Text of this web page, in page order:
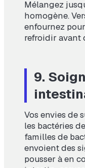
Mélangez
homogène.
enfournez
refroidir avant
9.
Vos envies de
les bactéries
familles de
envoient des
pousser à en